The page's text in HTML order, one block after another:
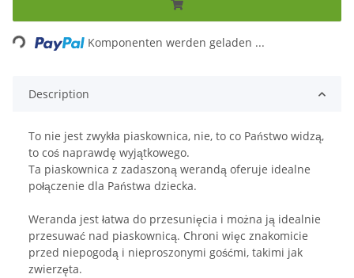
Loading... Komponenten werden geladen ...
Description
To nie jest zwykła piaskownica, nie, to co Państwo widzą,
to coś naprawdę wyjątkowego.
Ta piaskownica z zadaszoną werandą oferuje idealne
połączenie dla Państwa dziecka.
Weranda jest łatwa do przesunięcia i można ją idealnie
przesuwać nad piaskownicą. Chroni więc znakomicie
przed niepogodą i nieproszonymi gośćmi, takimi jak
zwierzęta.